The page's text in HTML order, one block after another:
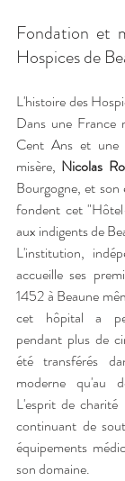
Fondation et
Hospices de
L'histoire des
Dans une France
Cent Ans et une
misère, Nicolas
Bourgogne, et son
fondent cet
aux indigents de
L'institution,
accueille ses
1452 à Beaune
cet hôpital a
pendant plus de
été transférés
moderne qu'au
L'esprit de charité
continuant de
équipements
son domaine.